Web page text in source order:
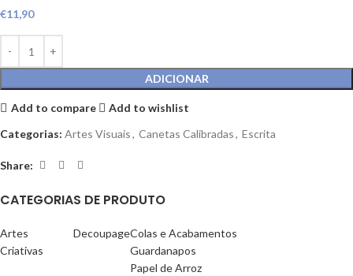
€11,90
ADICIONAR
Add to compare
Add to wishlist
Categorias: Artes Visuais, Canetas Calibradas, Escrita
Share:
CATEGORIAS DE PRODUTO
Artes
Criativas
DecoupageColas e Acabamentos
Guardanapos
Papel de Arroz